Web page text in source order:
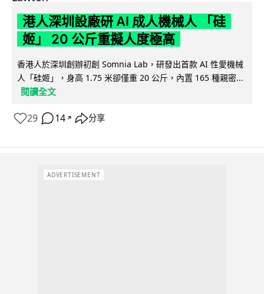
港人深圳設廠研 AI 成人機械人 「硅
姬」 20 公斤重擬人度極高
香港人於深圳創辦初創 Somnia Lab，研發出首款 AI 性愛機械
人「硅姬」，身高 1.75 米卻僅重 20 公斤，內置 165 種親密...
閱讀全文
29 14 ↗ 分享
ADVERTISEMENT